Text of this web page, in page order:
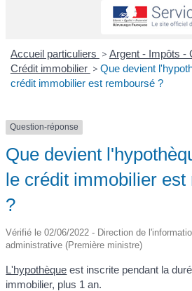
Accueil particuliers > Argent - Impôts -
Crédit immobilier > Que devient
crédit immobilier est remboursé ?
Question-réponse
Que devient
le crédit immobilier est
?
Vérifié le 02/06/2022 - Direction de
administrative (Première ministre)
L'hypothèque est inscrite pendant la
immobilier, plus 1 an.